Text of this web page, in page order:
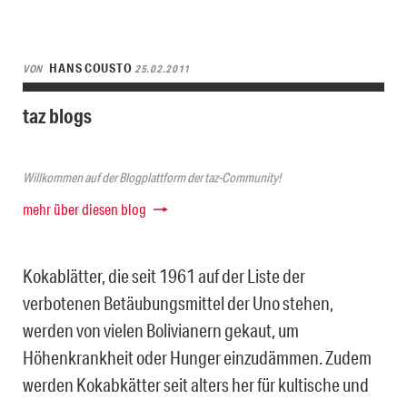
VON HANS COUSTO25.02.2011
taz blogs
Willkommen auf der Blogplattform der taz-Community!
mehr über diesen blog
Kokablätter, die seit 1961 auf der Liste der
verbotenen Betäubungsmittel der Uno stehen,
werden von vielen Bolivianern gekaut, um
Höhenkrankheit oder Hunger einzudämmen. Zudem
werden Kokabkätter seit alters her für kultische und